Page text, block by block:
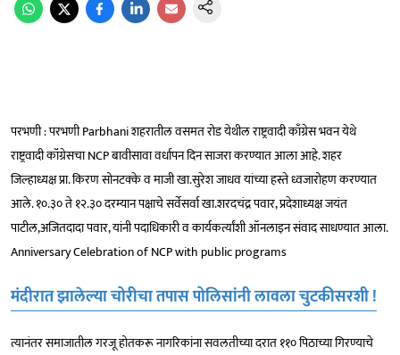
परभणी : परभणी Parbhani शहरातील वसमत रोड येथील राष्ट्रवादी काँग्रेस भवन येथे
राष्ट्रवादी कॉंग्रेसचा NCP बावीसावा वर्धापन दिन साजरा करण्यात आला आहे. शहर
जिल्हाध्यक्ष प्रा. किरण सोनटक्के व माजी खा.सुरेश जाधव यांच्या हस्ते ध्वजारोहण करण्यात
आले. १०.३० ते १२.३० दरम्यान पक्षाचे सर्वेसर्वा खा.शरदचंद्र पवार, प्रदेशाध्यक्ष जयंत
पाटील,अजितदादा पवार, यांनी पदाधिकारी व कार्यकर्त्यांशी ऑनलाइन संवाद साधण्यात आला.
Anniversary Celebration of NCP with public programs
मंदीरात झालेल्या चोरीचा तपास पोलिसांनी लावला चुटकीसरशी !
त्यानंतर समाजातील गरजू होतकरू नागरिकांना सवलतीच्या दरात ११० पिठाच्या गिरण्याचे